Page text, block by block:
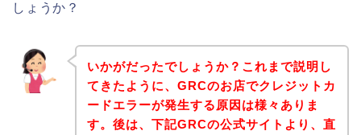
しょうか？
いかがだったでしょうか？これまで説明し
てきたように、GRCのお店でクレジットカ
ードエラーが発生する原因は様々ありま
す。後は、下記GRCの公式サイトより、直